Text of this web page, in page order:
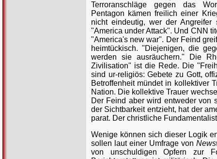
Terroranschläge gegen das
Pentagon kämen freilich einer
nicht eindeutig, wer der
"America under Attack". Und CNN
"America's new war". Der Feind
heimtückisch. "Diejenigen, die
werden sie ausräuchern." Die
Zivilisation" ist die Rede. Die
sind ur-religiös: Gebete zu Gott,
Betroffenheit mündet in kollektiver
Nation. Die kollektive Trauer
Der Feind aber wird entweder von
der Sichtbarkeit entzieht, hat der
parat. Der christliche
Wenige können sich dieser Logik
sollen laut einer Umfrage von
von unschuldigen Opfern zur